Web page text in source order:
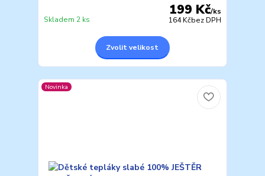
199 Kč/ks
164 Kčbez DPH
Skladem 2 ks
Zvolit velikost
Novinka